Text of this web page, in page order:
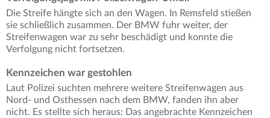
Die Streife hängte sich an den Wagen. In Remsfeld stießen
sie schließlich zusammen. Der BMW fuhr weiter, der
Streifenwagen war zu sehr beschädigt und konnte die
Verfolgung nicht fortsetzen.
Kennzeichen war gestohlen
Laut Polizei suchten mehrere weitere Streifenwagen aus
Nord- und Osthessen nach dem BMW, fanden ihn aber
nicht. Es stellte sich heraus: Das angebrachte Kennzeichen